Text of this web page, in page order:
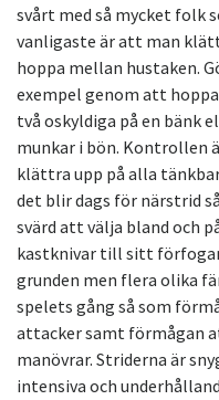
svårt med så mycket folk
vanligaste är att man
hoppa mellan hustaken.
exempel genom att
två oskyldiga på en bänk
munkar i bön. Kontrollen
klättra upp på alla
det blir dags för närstrid
svärd att välja bland och
kastknivar till sitt
grunden men flera olika
spelets gång så som
attacker samt förmågan
manövrar. Striderna är
intensiva och